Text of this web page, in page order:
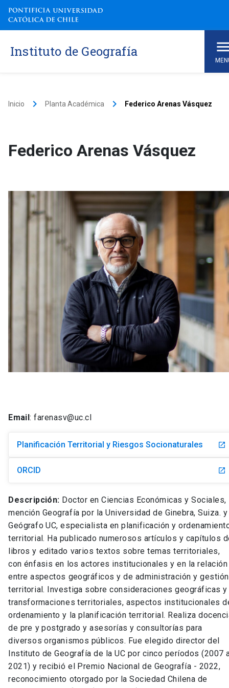
Instituto de Geografía
Inicio keyboard_arrow_right Planta Académica keyboard_arrow_right Federico Arenas Vásquez
Federico Arenas Vásquez
Email: farenasv@uc.cl
Planificación Territorial y Riesgos Socionaturales launch
ORCID launch
Descripción: Doctor en Ciencias Económicas y Sociales,
mención Geografía por la Universidad de Ginebra, Suiza. y
Geógrafo UC, especialista en planificación y
territorial. Ha publicado numerosos artículos y capítulos
libros y editado varios textos sobre temas territoriales,
con énfasis en los actores institucionales y en la relación
entre aspectos geográficos y de administración y gestión
territorial. Investiga sobre consideraciones geográficas y
transformaciones territoriales, aspectos institucionales
ordenamiento y la planificación territorial. Realiza
de pre y postgrado y asesorías y consultorías para
diversos organismos públicos. Fue elegido director del
Instituto de Geografía de la UC por cinco períodos (2007
2021) y recibió el Premio Nacional de Geografía - 2022,
reconocimiento otorgado por la Sociedad Chilena de